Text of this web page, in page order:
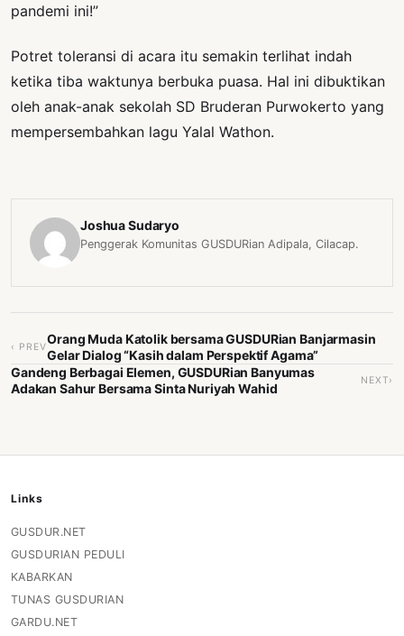
pandemi ini!”
Potret toleransi di acara itu semakin terlihat indah
ketika tiba waktunya berbuka puasa. Hal ini dibuktikan
oleh anak-anak sekolah SD Bruderan Purwokerto yang
mempersembahkan lagu Yalal Wathon.
Joshua Sudaryo
Penggerak Komunitas GUSDURian Adipala, Cilacap.
‹ PREV
Orang Muda Katolik bersama GUSDURian Banjarmasin
Gelar Dialog “Kasih dalam Perspektif Agama”
Gandeng Berbagai Elemen, GUSDURian Banyumas
Adakan Sahur Bersama Sinta Nuriyah Wahid
NEXT›
Links
GUSDUR.NET
GUSDURIAN PEDULI
KABARKAN
TUNAS GUSDURIAN
GARDU.NET